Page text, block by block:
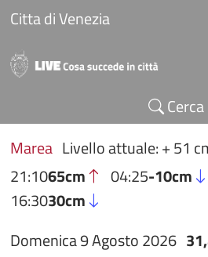
Salta al contenuto principale
Citta di Venezia
Cerca
Marea Livello attuale: + 51
21:1065cm 04:25-10cm
16:3030cm
Domenica 9 Agosto 2026